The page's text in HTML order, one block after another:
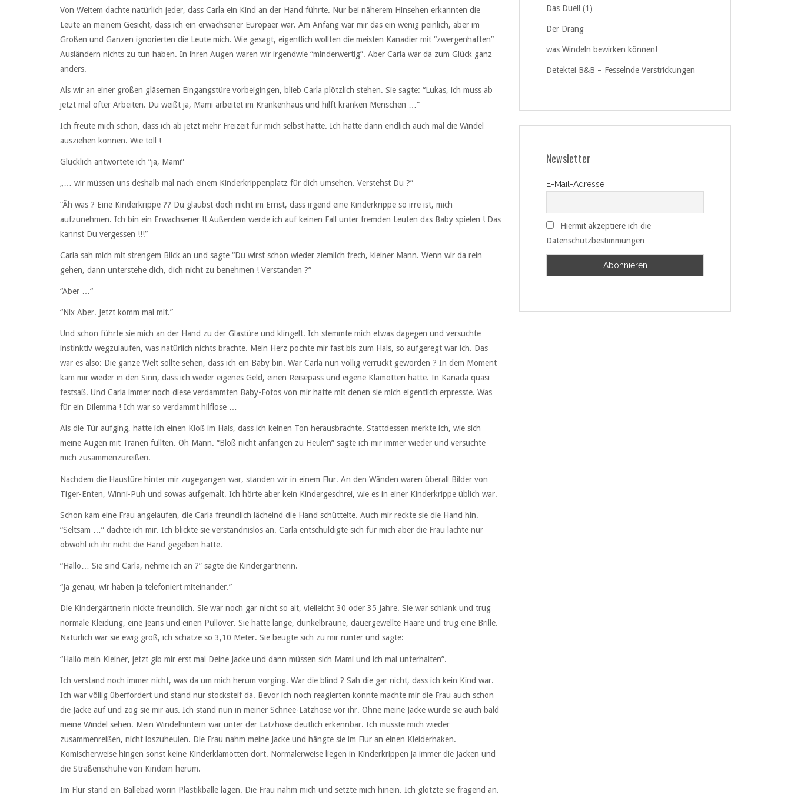
Von Weitem dachte natürlich jeder, dass Carla ein Kind an der Hand führte. Nur bei näherem Hinsehen erkannten die
Leute an meinem Gesicht, dass ich ein erwachsener Europäer war. Am Anfang war mir das ein wenig peinlich, aber im
Großen und Ganzen ignorierten die Leute mich. Wie gesagt, eigentlich wollten die meisten Kanadier mit “zwergenhaften”
Ausländern nichts zu tun haben. In ihren Augen waren wir irgendwie “minderwertig”. Aber Carla war da zum Glück ganz
anders.
Als wir an einer großen gläsernen Eingangstüre vorbeigingen, blieb Carla plötzlich stehen. Sie sagte: “Lukas, ich muss ab
jetzt mal öfter Arbeiten. Du weißt ja, Mami arbeitet im Krankenhaus und hilft kranken Menschen …“
Ich freute mich schon, dass ich ab jetzt mehr Freizeit für mich selbst hatte. Ich hätte dann endlich auch mal die Windel
ausziehen können. Wie toll !
Glücklich antwortete ich “ja, Mami”
„… wir müssen uns deshalb mal nach einem Kinderkrippenplatz für dich umsehen. Verstehst Du ?”
“Äh was ? Eine Kinderkrippe ?? Du glaubst doch nicht im Ernst, dass irgend eine Kinderkrippe so irre ist, mich
aufzunehmen. Ich bin ein Erwachsener !! Außerdem werde ich auf keinen Fall unter fremden Leuten das Baby spielen ! Das
kannst Du vergessen !!!”
Carla sah mich mit strengem Blick an und sagte “Du wirst schon wieder ziemlich frech, kleiner Mann. Wenn wir da rein
gehen, dann unterstehe dich, dich nicht zu benehmen ! Verstanden ?”
“Aber …“
“Nix Aber. Jetzt komm mal mit.”
Und schon führte sie mich an der Hand zu der Glastüre und klingelt. Ich stemmte mich etwas dagegen und versuchte
instinktiv wegzulaufen, was natürlich nichts brachte. Mein Herz pochte mir fast bis zum Hals, so aufgeregt war ich. Das
war es also: Die ganze Welt sollte sehen, dass ich ein Baby bin. War Carla nun völlig verrückt geworden ? In dem Moment
kam mir wieder in den Sinn, dass ich weder eigenes Geld, einen Reisepass und eigene Klamotten hatte. In Kanada quasi
festsaß. Und Carla immer noch diese verdammten Baby-Fotos von mir hatte mit denen sie mich eigentlich erpresste. Was
für ein Dilemma ! Ich war so verdammt hilflose …
Als die Tür aufging, hatte ich einen Kloß im Hals, dass ich keinen Ton herausbrachte. Stattdessen merkte ich, wie sich
meine Augen mit Tränen füllten. Oh Mann. “Bloß nicht anfangen zu Heulen” sagte ich mir immer wieder und versuchte
mich zusammenzureißen.
Nachdem die Haustüre hinter mir zugegangen war, standen wir in einem Flur. An den Wänden waren überall Bilder von
Tiger-Enten, Winni-Puh und sowas aufgemalt. Ich hörte aber kein Kindergeschrei, wie es in einer Kinderkrippe üblich war.
Schon kam eine Frau angelaufen, die Carla freundlich lächelnd die Hand schüttelte. Auch mir reckte sie die Hand hin.
“Seltsam …” dachte ich mir. Ich blickte sie verständnislos an. Carla entschuldigte sich für mich aber die Frau lachte nur
obwohl ich ihr nicht die Hand gegeben hatte.
“Hallo… Sie sind Carla, nehme ich an ?” sagte die Kindergärtnerin.
“Ja genau, wir haben ja telefoniert miteinander.”
Die Kindergärtnerin nickte freundlich. Sie war noch gar nicht so alt, vielleicht 30 oder 35 Jahre. Sie war schlank und trug
normale Kleidung, eine Jeans und einen Pullover. Sie hatte lange, dunkelbraune, dauergewellte Haare und trug eine Brille.
Natürlich war sie ewig groß, ich schätze so 3,10 Meter. Sie beugte sich zu mir runter und sagte:
“Hallo mein Kleiner, jetzt gib mir erst mal Deine Jacke und dann müssen sich Mami und ich mal unterhalten”.
Ich verstand noch immer nicht, was da um mich herum vorging. War die blind ? Sah die gar nicht, dass ich kein Kind war.
Ich war völlig überfordert und stand nur stocksteif da. Bevor ich noch reagierten konnte machte mir die Frau auch schon
die Jacke auf und zog sie mir aus. Ich stand nun in meiner Schnee-Latzhose vor ihr. Ohne meine Jacke würde sie auch bald
meine Windel sehen. Mein Windelhintern war unter der Latzhose deutlich erkennbar. Ich musste mich wieder
zusammenreißen, nicht loszuheulen. Die Frau nahm meine Jacke und hängte sie im Flur an einen Kleiderhaken.
Komischerweise hingen sonst keine Kinderklamotten dort. Normalerweise liegen in Kinderkrippen ja immer die Jacken und
die Straßenschuhe von Kindern herum.
Im Flur stand ein Bällebad worin Plastikbälle lagen. Die Frau nahm mich und setzte mich hinein. Ich glotzte sie fragend an.
Das Duell (1)
Der Drang
was Windeln bewirken können!
Detektei B&B – Fesselnde Verstrickungen
Newsletter
E-Mail-Adresse
Hiermit akzeptiere ich die
Datenschutzbestimmungen